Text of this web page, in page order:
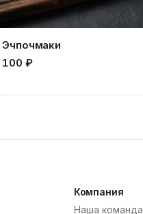
Эчпочмаки
100 ₽
Компания
Наша команда